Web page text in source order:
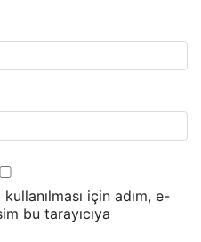
için adım, e-
bu tarayıcıya